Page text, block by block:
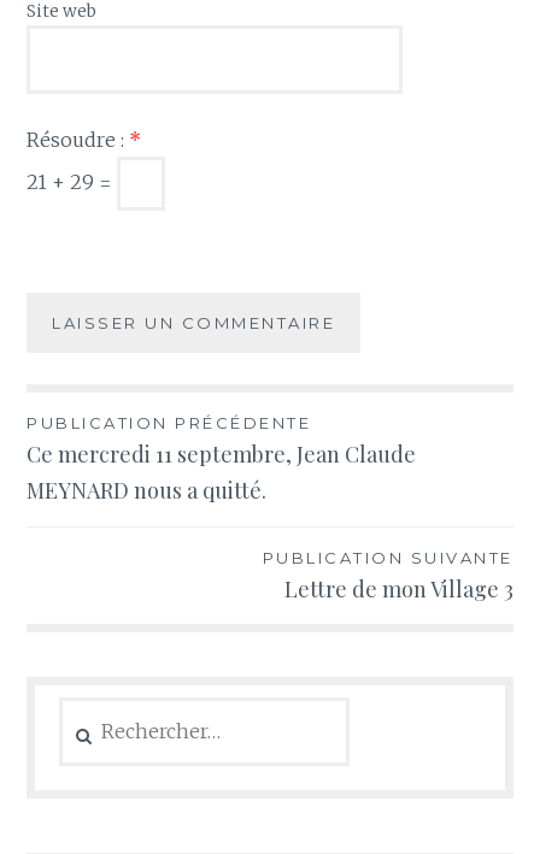
Site web
Résoudre : *
21 + 29 =
Navigation
de
PUBLICATION PRÉCÉDENTE
Ce mercredi 11 septembre, Jean Claude
MEYNARD nous a quitté.
PUBLICATION SUIVANTE
Lettre de mon Village 3